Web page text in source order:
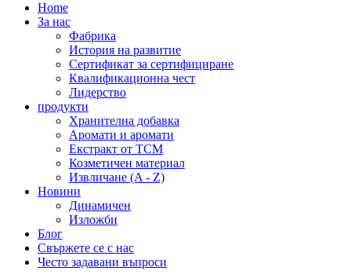
Home
За нас
Фабрика
История на развитие
Сертификат за сертифициране
Квалификационна чест
Лидерство
продукти
Хранителна добавка
Аромати и аромати
Екстракт от TCM
Козметичен материал
Извличане (A - Z)
Новини
Динамичен
Изложби
Блог
Свържете се с нас
Често задавани въпроси